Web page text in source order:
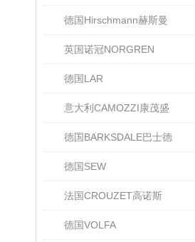
德国Hirschmann赫斯曼
英国诺冠NORGREN
德国LAR
意大利CAMOZZI康茂盛
德国BARKSDALE巴士德
德国SEW
法国CROUZET高诺斯
德国VOLFA